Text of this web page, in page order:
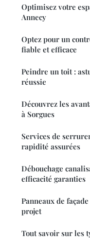
Optimisez votre
Annecy
Optez pour un
fiable et efficace
Peindre un toit :
réussie
Découvrez les
à Sorgues
Services de
rapidité assurées
Débouchage
efficacité garanties
Panneaux de
projet
Tout savoir sur les